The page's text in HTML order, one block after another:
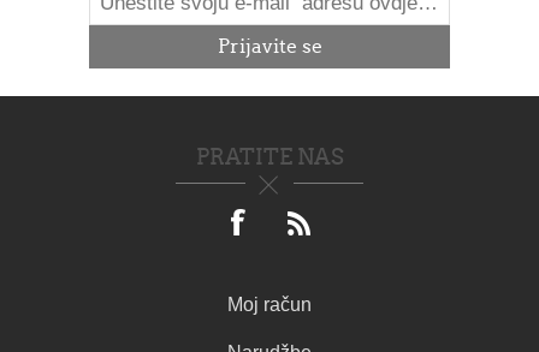
PRATITE NAS
Moj račun